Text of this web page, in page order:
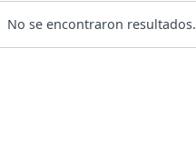
No se encontraron resultados.